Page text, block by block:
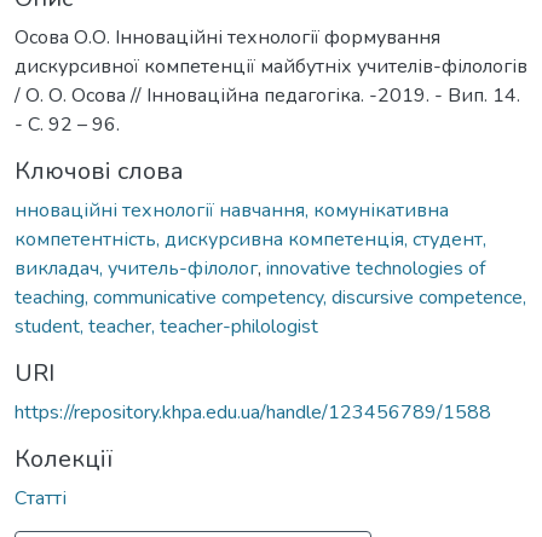
Осова О.О. Інноваційні технології формування
дискурсивної компетенції майбутніх учителів-філологів
/ О. О. Осова // Інноваційна педагогіка. -2019. - Вип. 14.
- С. 92 – 96.
Ключові слова
нноваційні технології навчання, комунікативна
компетентність, дискурсивна компетенція, студент,
викладач, учитель-філолог, innovative technologies of
teaching, communicative competency, discursive competence,
student, teacher, teacher-philologist
URI
https://repository.khpa.edu.ua/handle/123456789/1588
Колекції
Статті